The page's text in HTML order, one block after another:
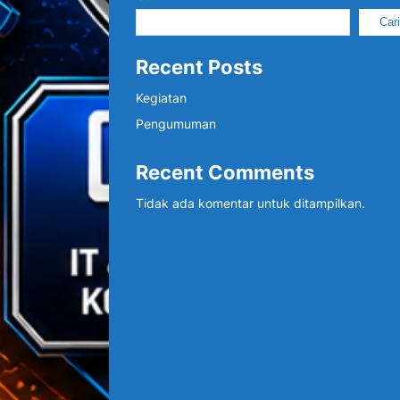
Cari
Recent Posts
Kegiatan
Pengumuman
Recent Comments
Tidak ada komentar untuk ditampilkan.